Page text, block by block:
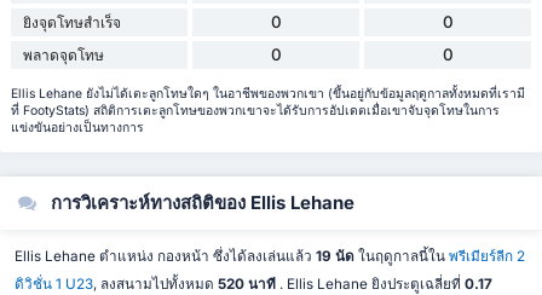
ยิงจุดโทษสำเร็จ 0 0
พลาดจุดโทษ 0 0
Ellis Lehane ยังไม่ได้เตะลูกโทษใดๆ ในอาชีพของพวกเขา (ขึ้นอยู่กับข้อมูลฤดูกาลทั้งหมดที่เรามี
ที่ FootyStats) สถิติการเตะลูกโทษของพวกเขาจะได้รับการอัปเดตเมื่อเขาจับจุดโทษในการ
แข่งขันอย่างเป็นทางการ
การวิเคราะห์ทางสถิติของ Ellis Lehane
Ellis Lehane ตำแหน่ง กองหน้า ซึ่งได้ลงเล่นแล้ว 19 นัดในฤดูกาลนี้ใน พรีเมียร์ลีก 2
ดิวิชั่น 1 U23, ลงสนามไปทั้งหมด 520 นาที . Ellis Lehane ยิงประตูเฉลี่ยที่ 0.17